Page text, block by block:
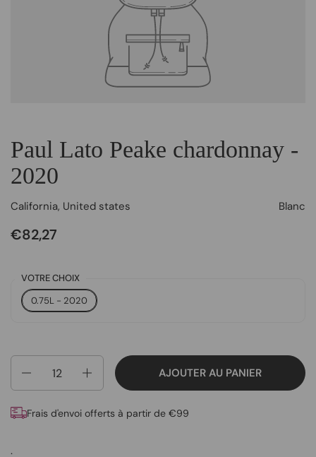
Paul Lato Peake chardonnay -
2020
California, United states Blanc
€82,27
VOTRE CHOIX
0.75L - 2020
AJOUTER AU PANIER
Frais d'envoi offerts à partir de €99
.